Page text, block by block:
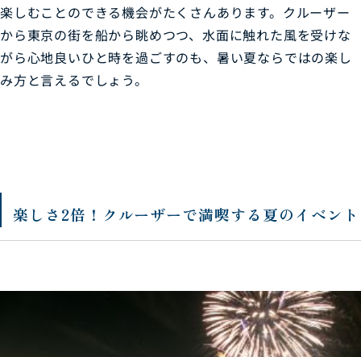
楽しむことのできる機会がたくさんあります。クルーザー
から東京の街を船から眺めつつ、水面に触れた風を受けな
がら心地良いひと時を過ごすのも、暑い夏ならではの楽し
み方と言えるでしょう。
楽しさ2倍！クルーザーで満喫する夏のイベント